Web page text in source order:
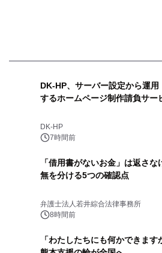
DK-HP、サーバー設定から運
するホームページ制作請負サー
DK-HP
7時間前
「借用書がないお金」は返さ
無を分ける5つの確認点
弁護士法人若井綜合法律事務所
8時間前
「わたしたちにも何かできます